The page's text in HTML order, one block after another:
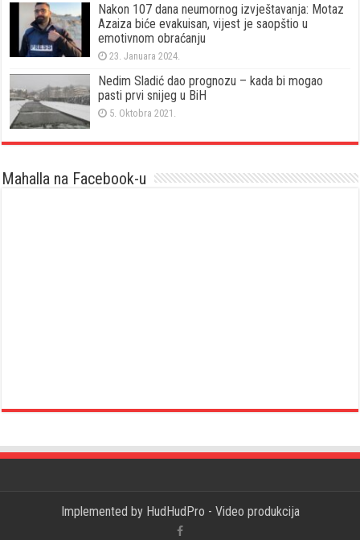
Nakon 107 dana neumornog izvještavanja: Motaz
Azaiza biće evakuisan, vijest je saopštio u
emotivnom obraćanju
23. Januara 2024.
Nedim Sladić dao prognozu – kada bi mogao
pasti prvi snijeg u BiH
5. Oktobra 2021.
Mahalla na Facebook-u
Implemented by HudHudPro - Video produkcija